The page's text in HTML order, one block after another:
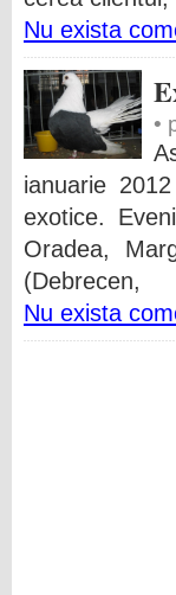
Nu exista
•
ianuarie
exotice.
Oradea,
(Debrecen,
Nu exista